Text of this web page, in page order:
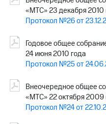
«МТС» 23 декабря 2010
Протокол №26 от
Годовое общее
24 июня 2010 года
Протокол №25 от
Внеочередное общее
«МТС» 22 октября 2009
Протокол №24 от